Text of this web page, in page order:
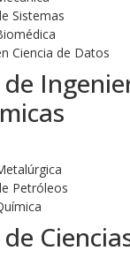
Sistemas
Ciencia de Datos
Petróleos